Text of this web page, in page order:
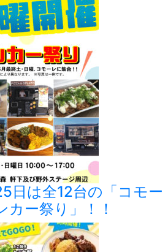
日は全12台の「コモー
カー祭り」！！